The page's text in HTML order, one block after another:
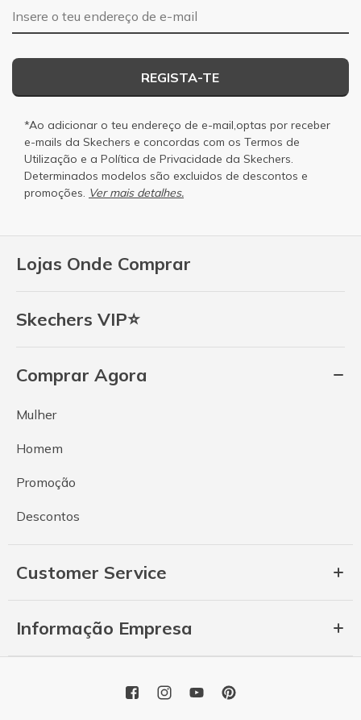
Lojas Onde Comprar
Skechers VIP⭐
Comprar Agora
Mulher
Homem
Promoção
Descontos
Customer Service
Informação Empresa
Endereço de e-mail
REGISTA-TE
*Ao adicionar o teu endereço de e-mail,optas por receber
e-mails da Skechers e concordas com os Termos de
Utilização e a Política de Privacidade da Skechers.
Determinados modelos são excluidos de descontos e
promoções. Ver mais detalhes.